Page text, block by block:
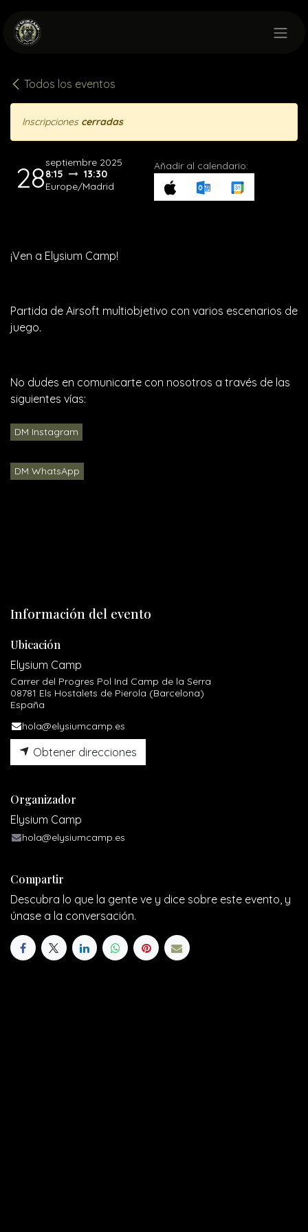
Todos los eventos
Inscripciones cerradas
28septiembre 2025
8:15
13:30
Europe/Madrid
Añadir al calendario:
¡Ven a Elysium Camp!
Partida de Airsoft multiobjetivo con varios escenarios de
juego.
No dudes en comunicarte con nosotros a través de las
siguientes vías:
DM Instagram
DM WhatsApp
Información del evento
Ubicación
Elysium Camp
Carrer del Progres Pol Ind Camp de la Serra
08781 Els Hostalets de Pierola (Barcelona)
España
hola@elysiumcamp.es
Obtener direcciones
Organizador
Elysium Camp
hola@elysiumcamp.es
Compartir
Descubra lo que la gente ve y dice sobre este evento, y
únase a la conversación.